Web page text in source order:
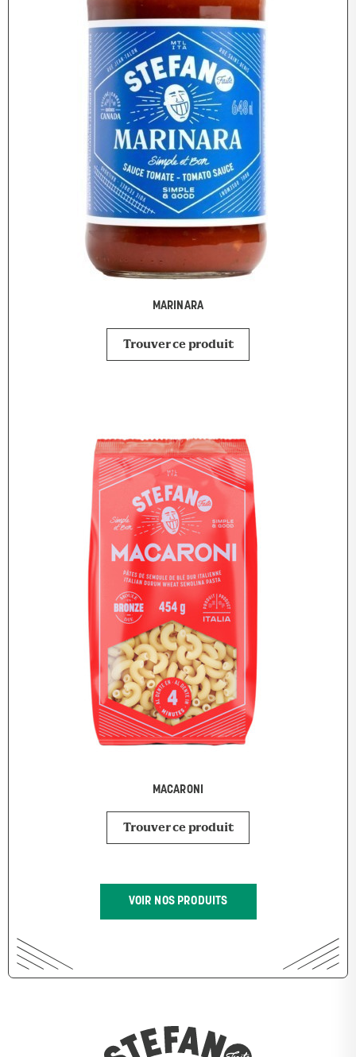
MARINARA
Trouver ce produit
MACARONI
Trouver ce produit
VOIR NOS PRODUITS